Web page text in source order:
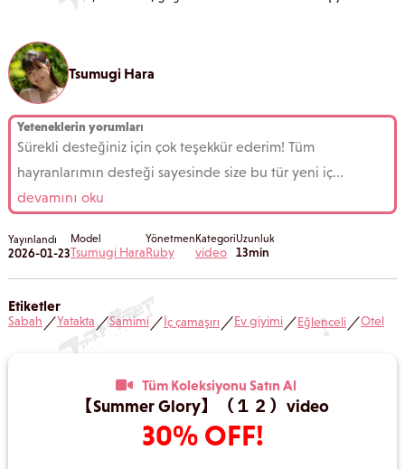
Tsumugi Hara
Yeteneklerin yorumları
Sürekli desteğiniz için çok teşekkür ederim! Tüm
hayranlarımın desteği sayesinde size bu tür yeni iç...
devamını oku
Yayınlandı
2026-01-23
Model
Tsumugi Hara
Yönetmen
Ruby
Kategori
video
Uzunluk
13min
Etiketler
Sabah／Yatakta／Samimi／İç çamaşırı／Ev giyimi／Eğlenceli／Otel
Tüm Koleksiyonu Satın Al
【Summer Glory】（１２）video
30% OFF!